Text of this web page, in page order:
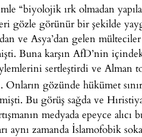
“biyolojik ırk olmadan
gözle görünür bir şekilde
ve Asya’dan gelen
Buna karşın AfD’nin
sertleştirdi ve Alman
gözünde hükümet
Bu görüş sağda ve
medyada epeyce alıcı
aynı zamanda İslamofobik